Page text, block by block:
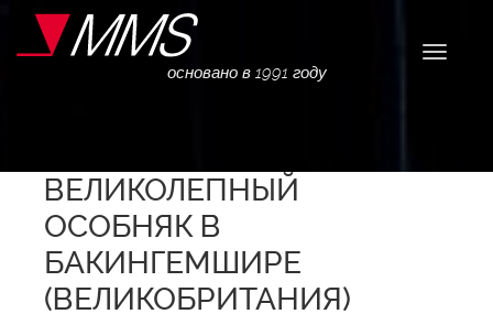
основано в 1991 году
ВЕЛИКОЛЕПНЫЙ
ОСОБНЯК В
БАКИНГЕМШИРЕ
(ВЕЛИКОБРИТАНИЯ)